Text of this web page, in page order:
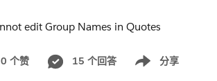
0 个赞 15 个回答 分享
Show menu